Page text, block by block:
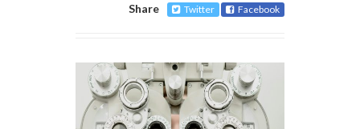
Share Twitter Facebook